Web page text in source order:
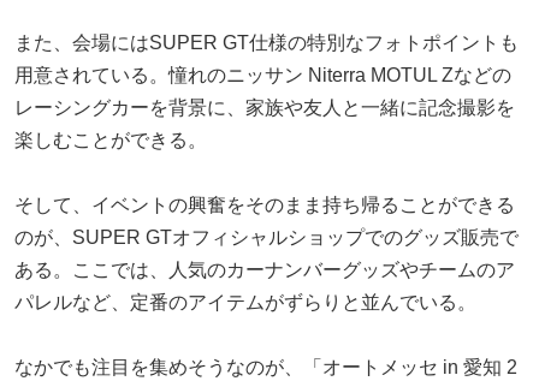
また、会場にはSUPER GT仕様の特別なフォトポイントも
用意されている。憧れのニッサン Niterra MOTUL Zなどの
レーシングカーを背景に、家族や友人と一緒に記念撮影を
楽しむことができる。
そして、イベントの興奮をそのまま持ち帰ることができる
のが、SUPER GTオフィシャルショップでのグッズ販売で
ある。ここでは、人気のカーナンバーグッズやチームのア
パレルなど、定番のアイテムがずらりと並んでいる。
なかでも注目を集めそうなのが、「オートメッセ in 愛知 2